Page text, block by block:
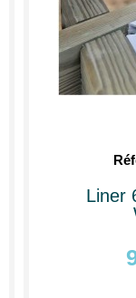
Liner